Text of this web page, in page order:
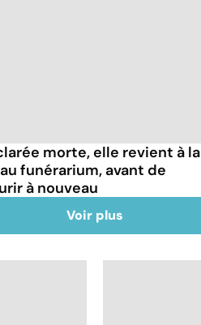
morte, elle revient à la
funérarium, avant de
à nouveau
Voir plus